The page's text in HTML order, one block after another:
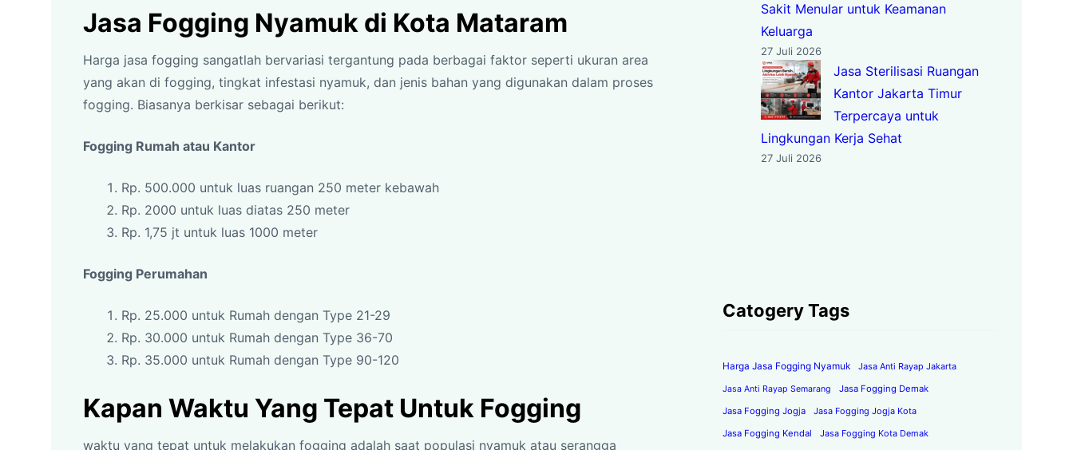
Jasa Fogging Nyamuk di Kota Mataram
Harga jasa fogging sangatlah bervariasi tergantung pada berbagai faktor seperti ukuran area
yang akan di fogging, tingkat infestasi nyamuk, dan jenis bahan yang digunakan dalam proses
fogging. Biasanya berkisar sebagai berikut:
Fogging Rumah atau Kantor
Rp. 500.000 untuk luas ruangan 250 meter kebawah
Rp. 2000 untuk luas diatas 250 meter
Rp. 1,75 jt untuk luas 1000 meter
Fogging Perumahan
Rp. 25.000 untuk Rumah dengan Type 21-29
Rp. 30.000 untuk Rumah dengan Type 36-70
Rp. 35.000 untuk Rumah dengan Type 90-120
Kapan Waktu Yang Tepat Untuk Fogging
waktu yang tepat untuk melakukan fogging adalah saat populasi nyamuk atau serangga
Sakit Menular untuk Keamanan
Keluarga
27 Juli 2026
Jasa Sterilisasi Ruangan
Kantor Jakarta Timur
Terpercaya untuk
Lingkungan Kerja Sehat
27 Juli 2026
Catogery Tags
Harga Jasa Fogging Nyamuk Jasa Anti Rayap Jakarta
Jasa Anti Rayap Semarang
Jasa Fogging Demak
Jasa Fogging Jogja
Jasa Fogging Jogja Kota
Jasa Fogging Kendal
Jasa Fogging Kota Demak